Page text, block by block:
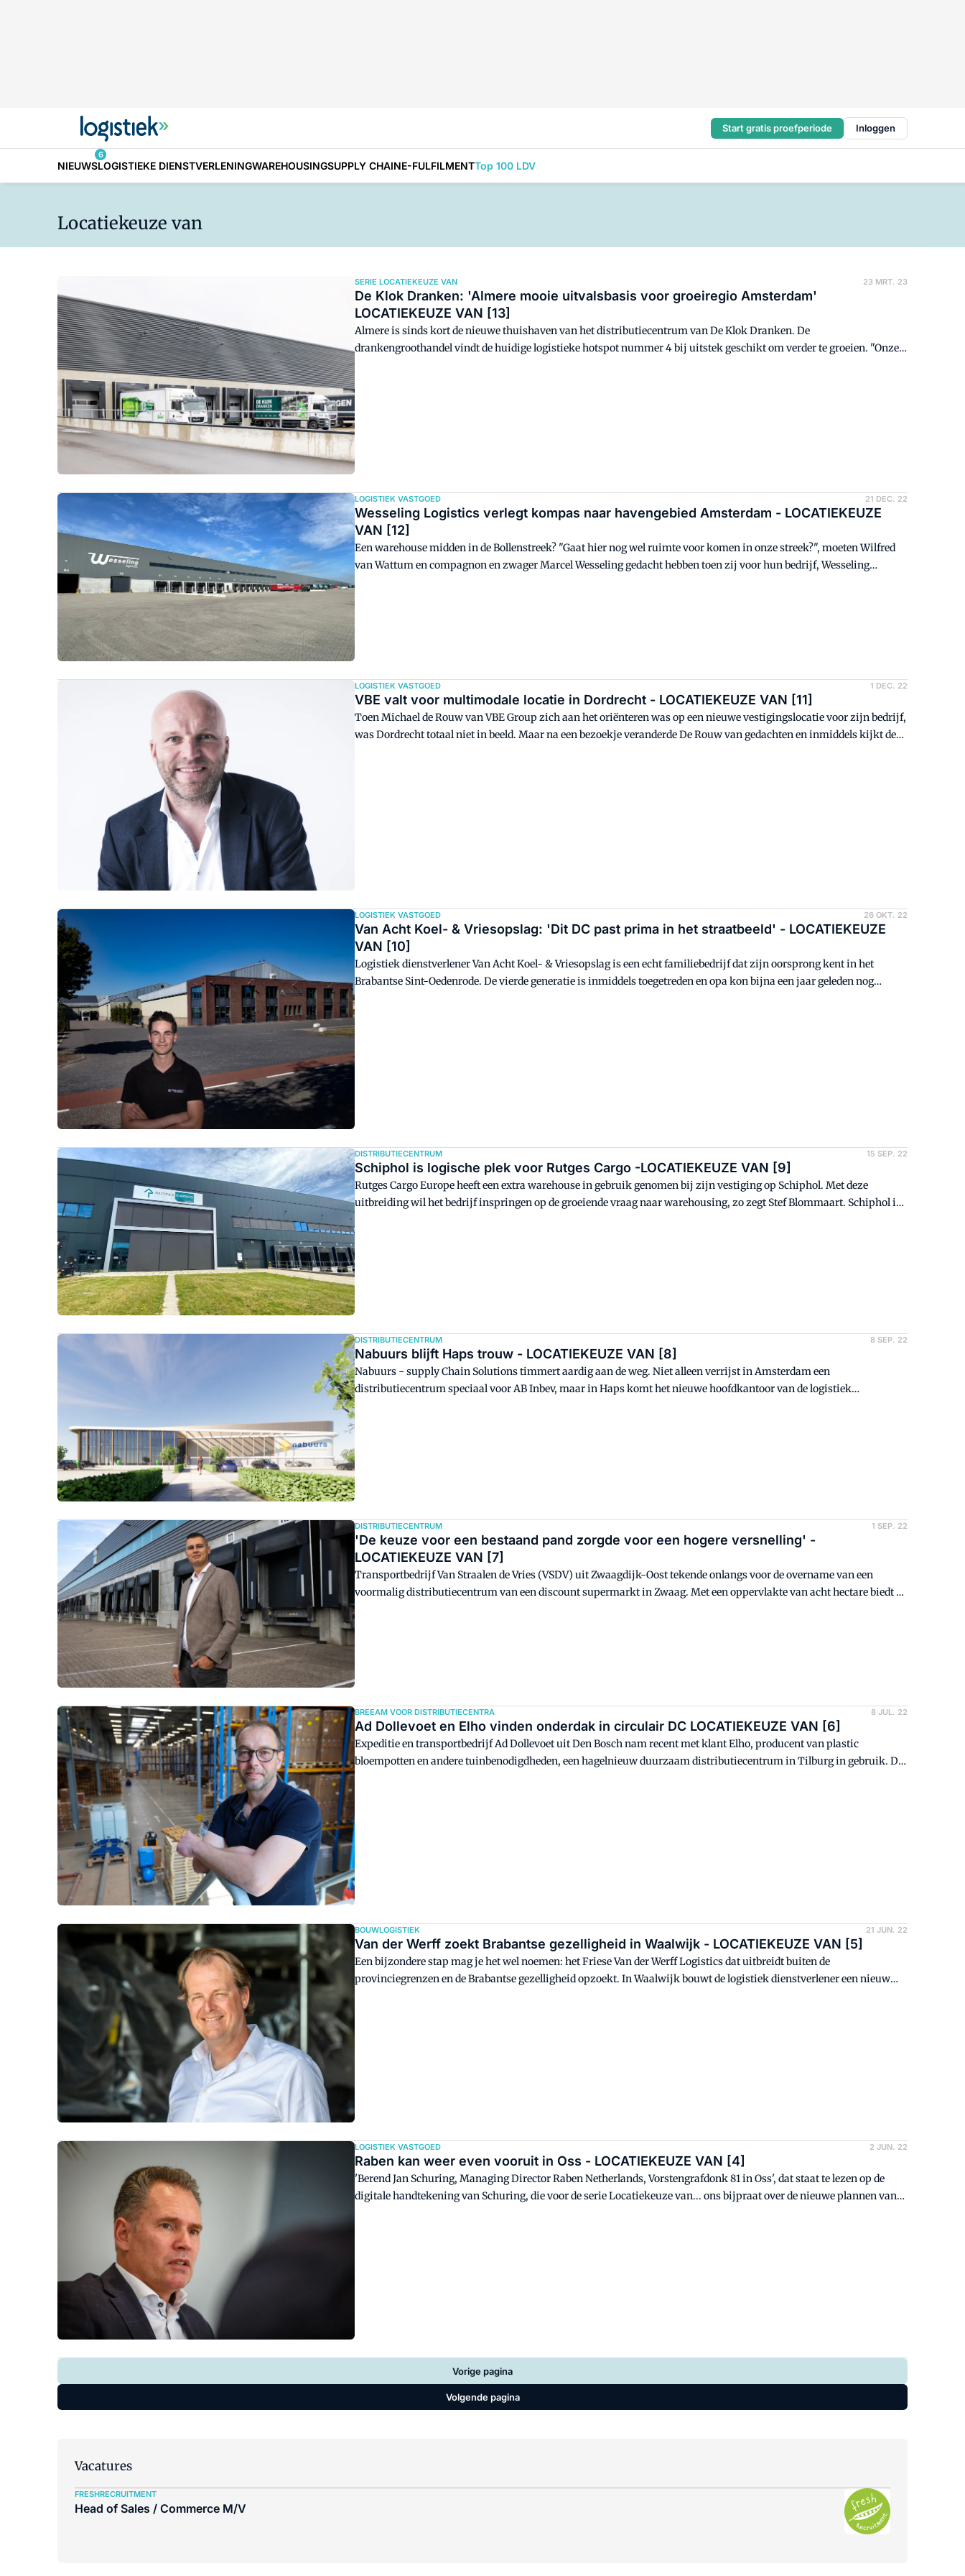
Start gratis proefperiode Inloggen
NIEUWS
6
LOGISTIEKE DIENSTVERLENINGWAREHOUSINGSUPPLY CHAINE-FULFILMENTTop 100 LDV
Locatiekeuze van
SERIE LOCATIEKEUZE VAN 23 MRT. 23
De Klok Dranken: 'Almere mooie uitvalsbasis voor groeiregio Amsterdam'
LOCATIEKEUZE VAN [13]
Almere is sinds kort de nieuwe thuishaven van het distributiecentrum van De Klok Dranken. De
drankengroothandel vindt de huidige logistieke hotspot nummer 4 bij uitstek geschikt om verder te groeien. "Onze
LOGISTIEK VASTGOED 21 DEC. 22
Wesseling Logistics verlegt kompas naar havengebied Amsterdam - LOCATIEKEUZE
VAN [12]
Een warehouse midden in de Bollenstreek? "Gaat hier nog wel ruimte voor komen in onze streek?", moeten Wilfred
van Wattum en compagnon en zwager Marcel Wesseling gedacht hebben toen zij voor hun bedrijf, Wesseling
LOGISTIEK VASTGOED 1 DEC. 22
VBE valt voor multimodale locatie in Dordrecht - LOCATIEKEUZE VAN [11]
Toen Michael de Rouw van VBE Group zich aan het oriënteren was op een nieuwe vestigingslocatie voor zijn bedrijf,
was Dordrecht totaal niet in beeld. Maar na een bezoekje veranderde De Rouw van gedachten en inmiddels kijkt de
LOGISTIEK VASTGOED 26 OKT. 22
Van Acht Koel- & Vriesopslag: 'Dit DC past prima in het straatbeeld' - LOCATIEKEUZE
VAN [10]
Logistiek dienstverlener Van Acht Koel- & Vriesopslag is een echt familiebedrijf dat zijn oorsprong kent in het
Brabantse Sint-Oedenrode. De vierde generatie is inmiddels toegetreden en opa kon bijna een jaar geleden nog
DISTRIBUTIECENTRUM 15 SEP. 22
Schiphol is logische plek voor Rutges Cargo -LOCATIEKEUZE VAN [9]
Rutges Cargo Europe heeft een extra warehouse in gebruik genomen bij zijn vestiging op Schiphol. Met deze
uitbreiding wil het bedrijf inspringen op de groeiende vraag naar warehousing, zo zegt Stef Blommaart. Schiphol is
DISTRIBUTIECENTRUM 8 SEP. 22
Nabuurs blijft Haps trouw - LOCATIEKEUZE VAN [8]
Nabuurs - supply Chain Solutions timmert aardig aan de weg. Niet alleen verrijst in Amsterdam een
distributiecentrum speciaal voor AB Inbev, maar in Haps komt het nieuwe hoofdkantoor van de logistiek
DISTRIBUTIECENTRUM 1 SEP. 22
'De keuze voor een bestaand pand zorgde voor een hogere versnelling' -
LOCATIEKEUZE VAN [7]
Transportbedrijf Van Straalen de Vries (VSDV) uit Zwaagdijk-Oost tekende onlangs voor de overname van een
voormalig distributiecentrum van een discount supermarkt in Zwaag. Met een oppervlakte van acht hectare biedt de
BREEAM VOOR DISTRIBUTIECENTRA 8 JUL. 22
Ad Dollevoet en Elho vinden onderdak in circulair DC LOCATIEKEUZE VAN [6]
Expeditie en transportbedrijf Ad Dollevoet uit Den Bosch nam recent met klant Elho, producent van plastic
bloempotten en andere tuinbenodigdheden, een hagelnieuw duurzaam distributiecentrum in Tilburg in gebruik. Dit
BOUWLOGISTIEK 21 JUN. 22
Van der Werff zoekt Brabantse gezelligheid in Waalwijk - LOCATIEKEUZE VAN [5]
Een bijzondere stap mag je het wel noemen: het Friese Van der Werff Logistics dat uitbreidt buiten de
provinciegrenzen en de Brabantse gezelligheid opzoekt. In Waalwijk bouwt de logistiek dienstverlener een nieuw
LOGISTIEK VASTGOED 2 JUN. 22
Raben kan weer even vooruit in Oss - LOCATIEKEUZE VAN [4]
'Berend Jan Schuring, Managing Director Raben Netherlands, Vorstengrafdonk 81 in Oss', dat staat te lezen op de
digitale handtekening van Schuring, die voor de serie Locatiekeuze van... ons bijpraat over de nieuwe plannen van
Vorige pagina
Volgende pagina
Vacatures
FRESHRECRUITMENT
Head of Sales / Commerce M/V